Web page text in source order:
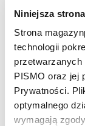
Niniejsza
Strona
technologii
przetwarzanych
PISMO oraz jej
Prywatności.
optymalnego
wymagają
Jego teksty
Powszechnym”,
i Administracji
naukowych z